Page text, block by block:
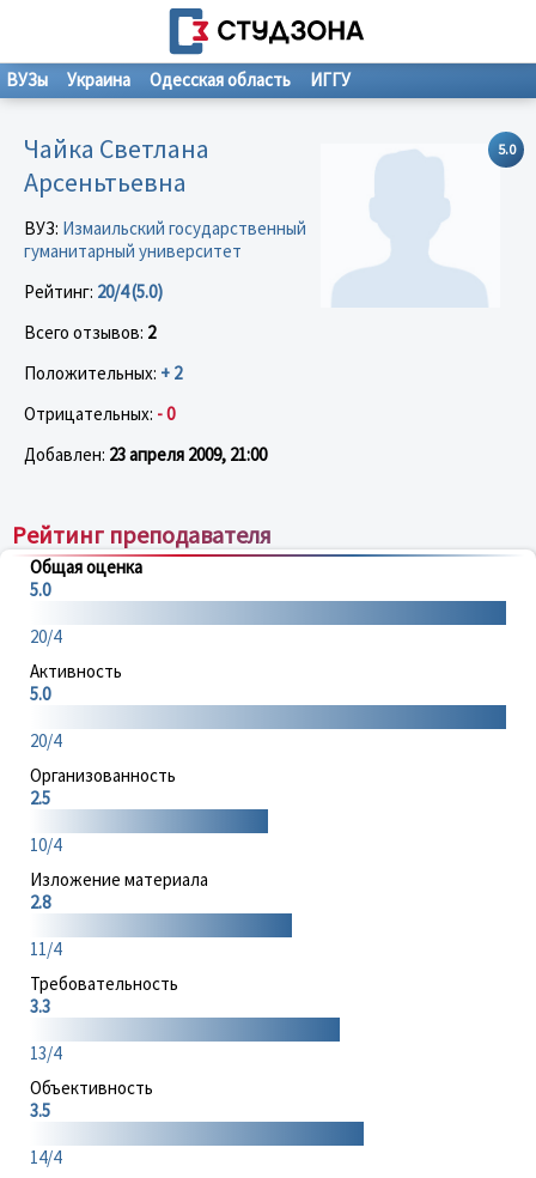
ВУЗы Украина Одесская область ИГГУ
5.0
Чайка Светлана
Арсеньтьевна
ВУЗ: Измаильский государственный
гуманитарный университет
Рейтинг: 20/4 (5.0)
Всего отзывов: 2
Положительных: + 2
Отрицательных: - 0
Добавлен: 23 апреля 2009, 21:00
Рейтинг преподавателя
Общая оценка
5.0
20/4
Активность
5.0
20/4
Организованность
2.5
10/4
Изложение материала
2.8
11/4
Требовательность
3.3
13/4
Объективность
3.5
14/4